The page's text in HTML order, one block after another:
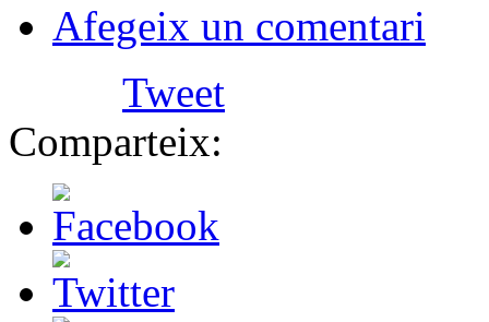
Afegeix un comentari
Tweet
Comparteix: